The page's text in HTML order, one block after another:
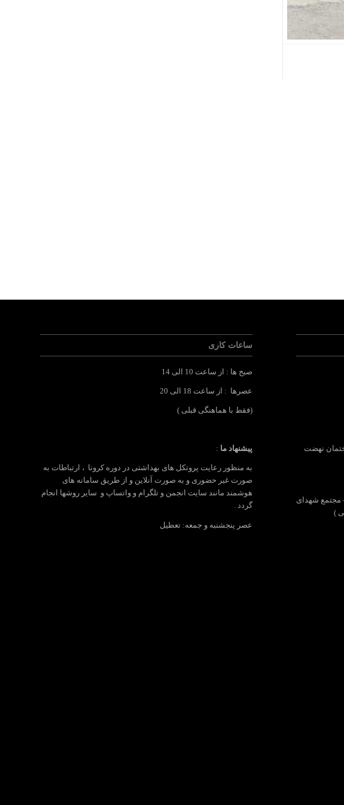
مدرس – بین مدرس 8 و 10 ساختمان نهضت
پیروزی – خیابان خاقانی – بین خاقانی 10 و 12 – مجتمع شهدای
)
ساعات کاری
صبح ها : از ساعت 10 الی 14
عصرها : از ساعت 18 الی 20
(فقط با هماهنگی قبلی )
پیشنهاد ما :
به منظور رعایت پروتکل های بهداشتی در دوره کرونا ، ارتباطات به
صورت غیر حضوری و به صورت آنلاین و از طریق سامانه های
هوشمند مانند سایت انجمن و تلگرام و واتساپ و سایر روشها انجام
گردد .
عصر پنجشنبه و جمعه: تعطیل